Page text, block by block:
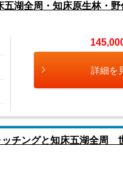
湖全周・知床原生林・
詳細を
ッチングと知床五湖全周